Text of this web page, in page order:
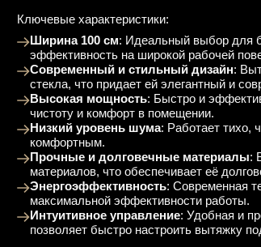
Ключевые характеристики:
Ширина 100 см: Идеальный выбор для
эффективность на широкой рабочей
Современный и стильный дизайн:
стекла, что придает ей элегантный и
Высокая мощность: Быстро и
чистоту и комфорт в помещении.
Низкий уровень шума: Работает тихо,
комфортным.
Прочные и долговечные материалы:
материалов, что обеспечивает её
Энергоэффективность: Современная
максимальной эффективности работы.
Интуитивное управление: Удобная и
позволяет быстро настроить вытяжку